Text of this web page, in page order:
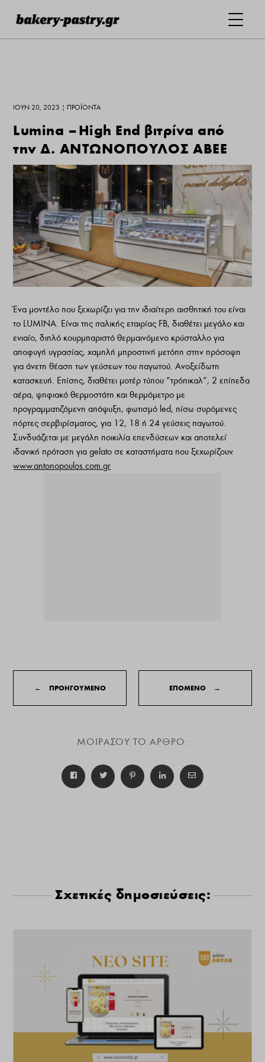
ΙΟΎΝ 20, 2023 |ΠΡΟΪΌΝΤΑ
Lumina – High End βιτρίνα από
την Δ. ΑΝΤΩΝΟΠΟΥΛΟΣ ΑΒΕΕ
Ένα μοντέλο που ξεχωρίζει για την ιδιαίτερη αισθητική του είναι
το LUMINA. Είναι της ιταλικής εταιρίας FB, διαθέτει μεγάλο και
ενιαίο, διπλό κουρμπαριστό θερμαινόμενο κρύσταλλο για
αποφυγή υγρασίας, χαμηλή μπροστινή μετόπη στην πρόσοψη
για άνετη θέαση των γεύσεων του παγωτού. Ανοξείδωτη
κατασκευή. Επίσης, διαθέτει μοτέρ τύπου “τρόπικαλ”, 2 επίπεδα
αέρα, ψηφιακό θερμοστάτη και θερμόμετρο με
προγραμματιζόμενη απόψυξη, φωτισμό led, πίσω συρόμενες
πόρτες σερβιρίσματος, για 12, 18 ή 24 γεύσεις παγωτού.
Συνδυάζεται με μεγάλη ποικιλία επενδύσεων και αποτελεί
ιδανική πρόταση για gelato σε καταστήματα που ξεχωρίζουν.
www.antonopoulos.com.gr
← ΠΡΟΗΓΟΥΜΕΝΟ ΕΠΟΜΕΝΟ →
ΜΟΙΡΑΣΟΥ ΤΟ ΑΡΘΡΟ:
Σχετικές δημοσιεύσεις: